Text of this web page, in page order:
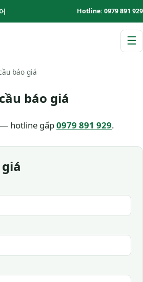
Hotline: 0979 891 929
☰
báo giá
báo giá
hotline gấp0979 891 929.